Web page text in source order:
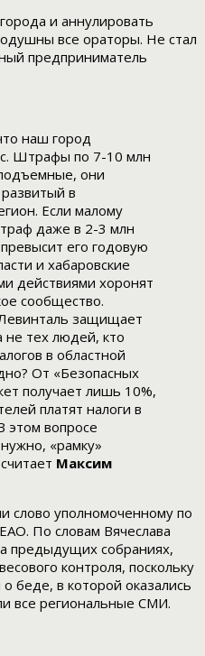
и аннулировать
все ораторы. Не стал
предприниматель
наш город
Штрафы по 7-10 млн
они
в
Если малому
даже в 2-3 млн
его годовую
и хабаровские
действиями хоронят
сообщество.
защищает
не тех людей, кто
в областной
От «Безопасных
получает лишь 10%,
платят налоги в
этом вопросе
«рамку»
Максим
слово уполномоченному по
По словам Вячеслава
предыдущих собраниях,
контроля, поскольку
беде, в которой оказались
все региональные СМИ.